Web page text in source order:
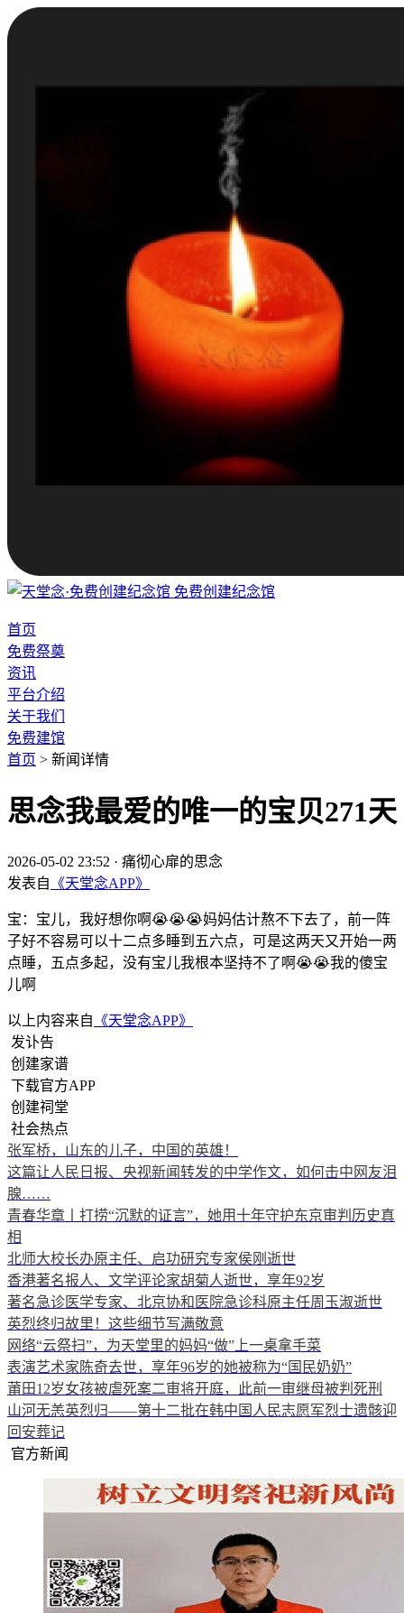
免费创建纪念馆
首页
免费祭奠
资讯
平台介绍
关于我们
免费建馆
首页 > 新闻详情
思念我最爱的唯一的宝贝271天
2026-05-02 23:52 · 痛彻心扉的思念
发表自 《天堂念APP》
宝：宝儿，我好想你啊😭😭😭妈妈估计熬不下去了，前一阵
子好不容易可以十二点多睡到五六点，可是这两天又开始一两
点睡，五点多起，没有宝儿我根本坚持不了啊😭😭我的傻宝
儿啊
以上内容来自 《天堂念APP》
发讣告
创建家谱
下载官方APP
创建祠堂
社会热点
张军桥，山东的儿子，中国的英雄！
这篇让人民日报、央视新闻转发的中学作文，如何击中网友泪
腺……
青春华章丨打捞“沉默的证言”，她用十年守护东京审判历史真
相
北师大校长办原主任、启功研究专家侯刚逝世
香港著名报人、文学评论家胡菊人逝世，享年92岁
著名急诊医学专家、北京协和医院急诊科原主任周玉淑逝世
英烈终归故里！这些细节写满敬意
网络“云祭扫”，为天堂里的妈妈“做”上一桌拿手菜
表演艺术家陈奇去世，享年96岁的她被称为“国民奶奶”
莆田12岁女孩被虐死案二审将开庭，此前一审继母被判死刑
山河无恙英烈归——第十二批在韩中国人民志愿军烈士遗骸迎
回安葬记
官方新闻